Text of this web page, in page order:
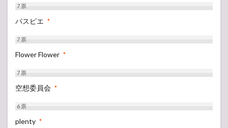
7票
パスピエ *
7票
Flower Flower *
7票
空想委員会 *
6票
plenty *